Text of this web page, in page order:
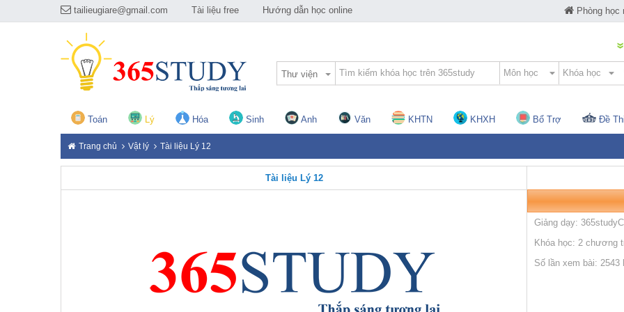
tailieugiare@gmail.com Tài liệu free Hướng dẫn học online Phòng học
Thư viện
Toán Lý Hóa Sinh Anh Văn KHTN KHXH Bổ Trợ Đề Thi
Trang chủ Vật lý Tài liệu Lý 12
Tài liệu Lý 12
Giảng dạy:
Khóa học: 2 chương
Số lần xem bài: 2543